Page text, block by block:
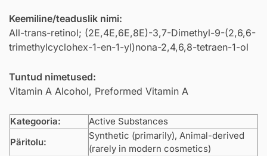
Keemiline/teaduslik nimi:
All-trans-retinol; (2E,4E,6E,8E)-3,7-Dimethyl-9-(2,6,6-
trimethylcyclohex-1-en-1-yl)nona-2,4,6,8-tetraen-1-ol
Tuntud nimetused:
Vitamin A Alcohol, Preformed Vitamin A
Kategooria:
Active Substances
Päritolu:
Synthetic (primarily), Animal-derived
(rarely in modern cosmetics)